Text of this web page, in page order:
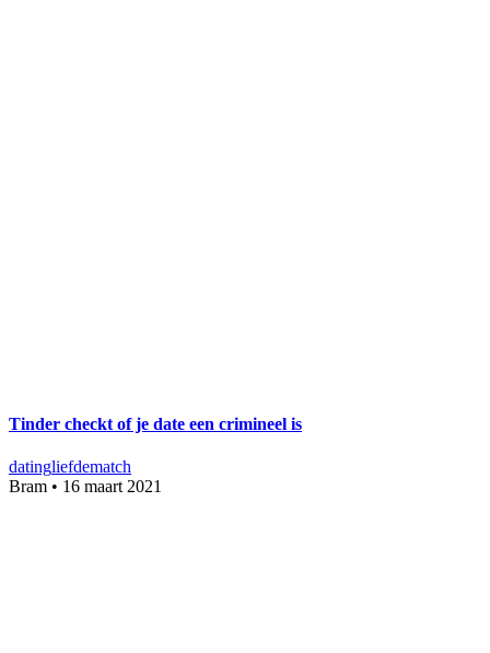
Tinder checkt of je date een crimineel is
datingliefdematch
Bram • 16 maart 2021